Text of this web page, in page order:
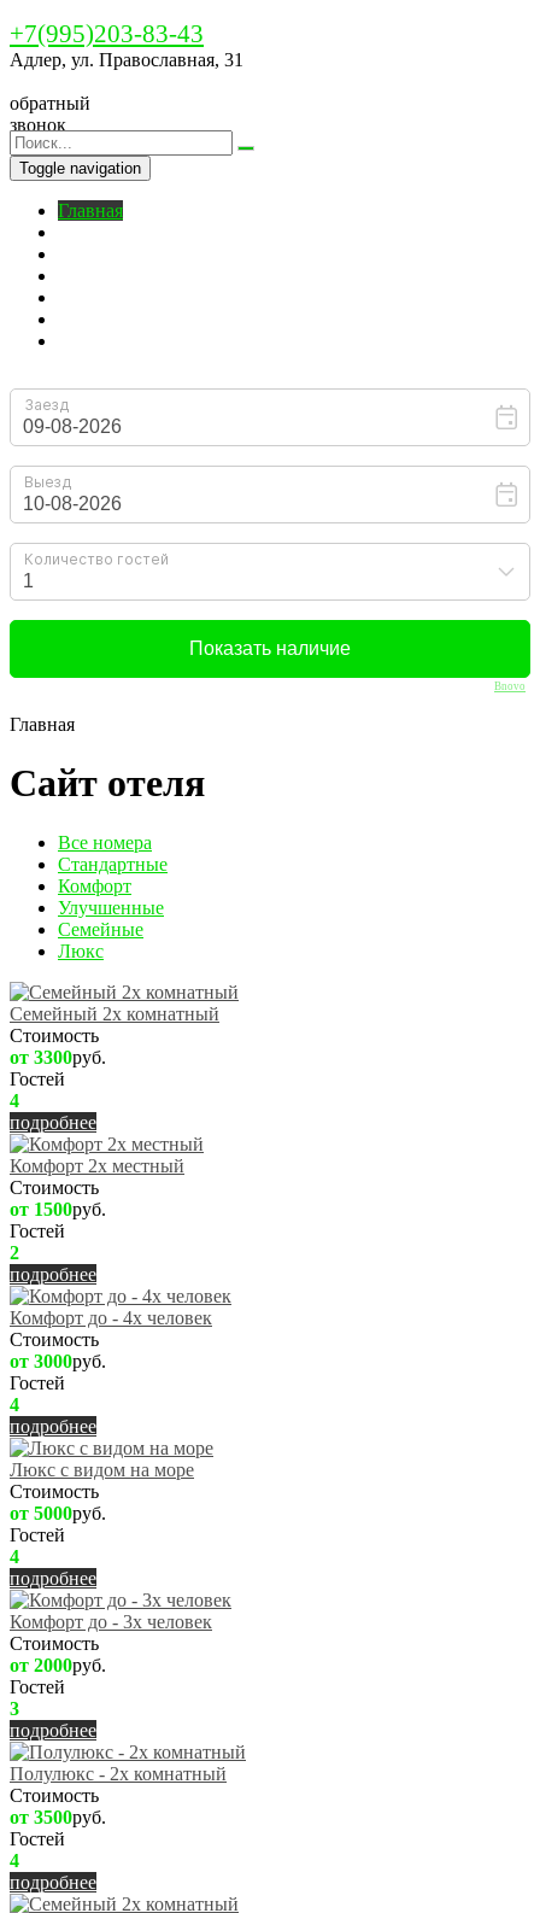
+7(995)203-83-43
Адлер, ул. Православная, 31
обратный
звонок
Toggle navigation
Главная
Bnovo
Главная
Сайт отеля
Вcе номера
Стандартные
Комфорт
Улучшенные
Семейные
Люкс
Семейный 2х комнатный
Стоимость
от 3300руб.
Гостей
4
подробнее
Комфорт 2х местный
Стоимость
от 1500руб.
Гостей
2
подробнее
Комфорт до - 4х человек
Стоимость
от 3000руб.
Гостей
4
подробнее
Люкс с видом на море
Стоимость
от 5000руб.
Гостей
4
подробнее
Комфорт до - 3х человек
Стоимость
от 2000руб.
Гостей
3
подробнее
Полулюкс - 2х комнатный
Стоимость
от 3500руб.
Гостей
4
подробнее